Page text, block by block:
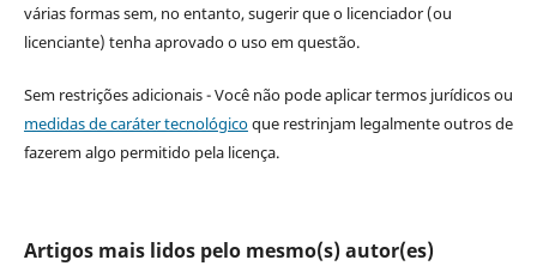
várias formas sem, no entanto, sugerir que o licenciador (ou
licenciante) tenha aprovado o uso em questão.
Sem restrições adicionais - Você não pode aplicar termos jurídicos ou
medidas de caráter tecnológicoque restrinjam legalmente outros de
fazerem algo permitido pela licença.
Artigos mais lidos pelo mesmo(s) autor(es)